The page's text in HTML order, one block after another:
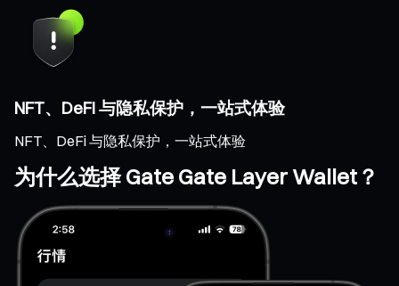
NFT、DeFi 与隐私保护，一站式体验
NFT、DeFi 与隐私保护，一站式体验
为什么选择 Gate Gate Layer Wallet？